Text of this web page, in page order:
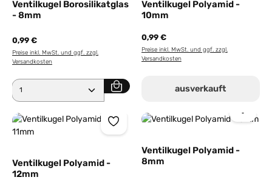
Ventilkugel Borosilikatglas
- 8mm
0,99 €
Preise inkl. MwSt. und ggf. zzgl.
Versandkosten
Produkt Anzahl: Gib den gewünschten Wert ein
Ventilkugel Polyamid -
10mm
0,99 €
Preise inkl. MwSt. und ggf. zzgl.
Versandkosten
ausverkauft
Ventilkugel Polyamid -
12mm
Ventilkugel Polyamid -
8mm